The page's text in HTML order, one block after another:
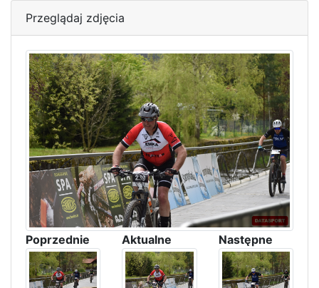
Przeglądaj zdjęcia
Poprzednie Aktualne Następne